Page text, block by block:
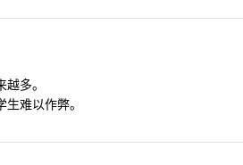
多。
难以作弊。